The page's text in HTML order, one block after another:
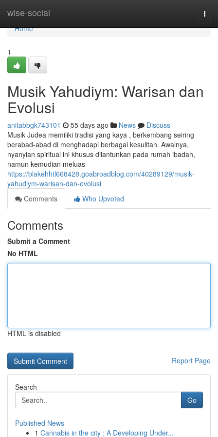
wise-social
Home
Home
1
Musik Yahudiym: Warisan dan
Evolusi
anitabbgk743101 55 days ago News
Discuss
Musik Judea memiliki tradisi yang kaya , berkembang seiring
berabad-abad di menghadapi berbagai kesulitan. Awalnya,
nyanyian spiritual ini khusus dilantunkan pada rumah ibadah,
namun kemudian meluas
https://blakehhtl668428.goabroadblog.com/40289129/musik-
yahudiym-warisan-dan-evolusi
Comments
Who Upvoted
Comments
Submit a Comment
No HTML
HTML is disabled
Report Page
Search
Go
Published News
1 Cannabis in the city : A Developing Under...